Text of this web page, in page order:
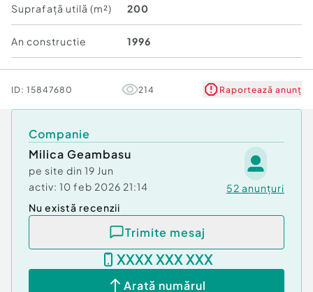
Suprafaţă birouri: 10 m²
An finalizare construcție: 1996
Stadiu construcţie:
Finalizat
Acces: Acces TIR
Posibilitate parcare: Nu
Tip imobil:
Alte tipuri
Suprafață utilă (m²) 200
An constructie 1996
ID: 15847680 214 Raportează anunț
Companie
Milica Geambasu
pe site din 19 Jun
activ: 10 feb 2026 21:14 52 anunțuri
Nu există recenzii
Trimite mesaj
XXXX XXX XXX
Arată numărul